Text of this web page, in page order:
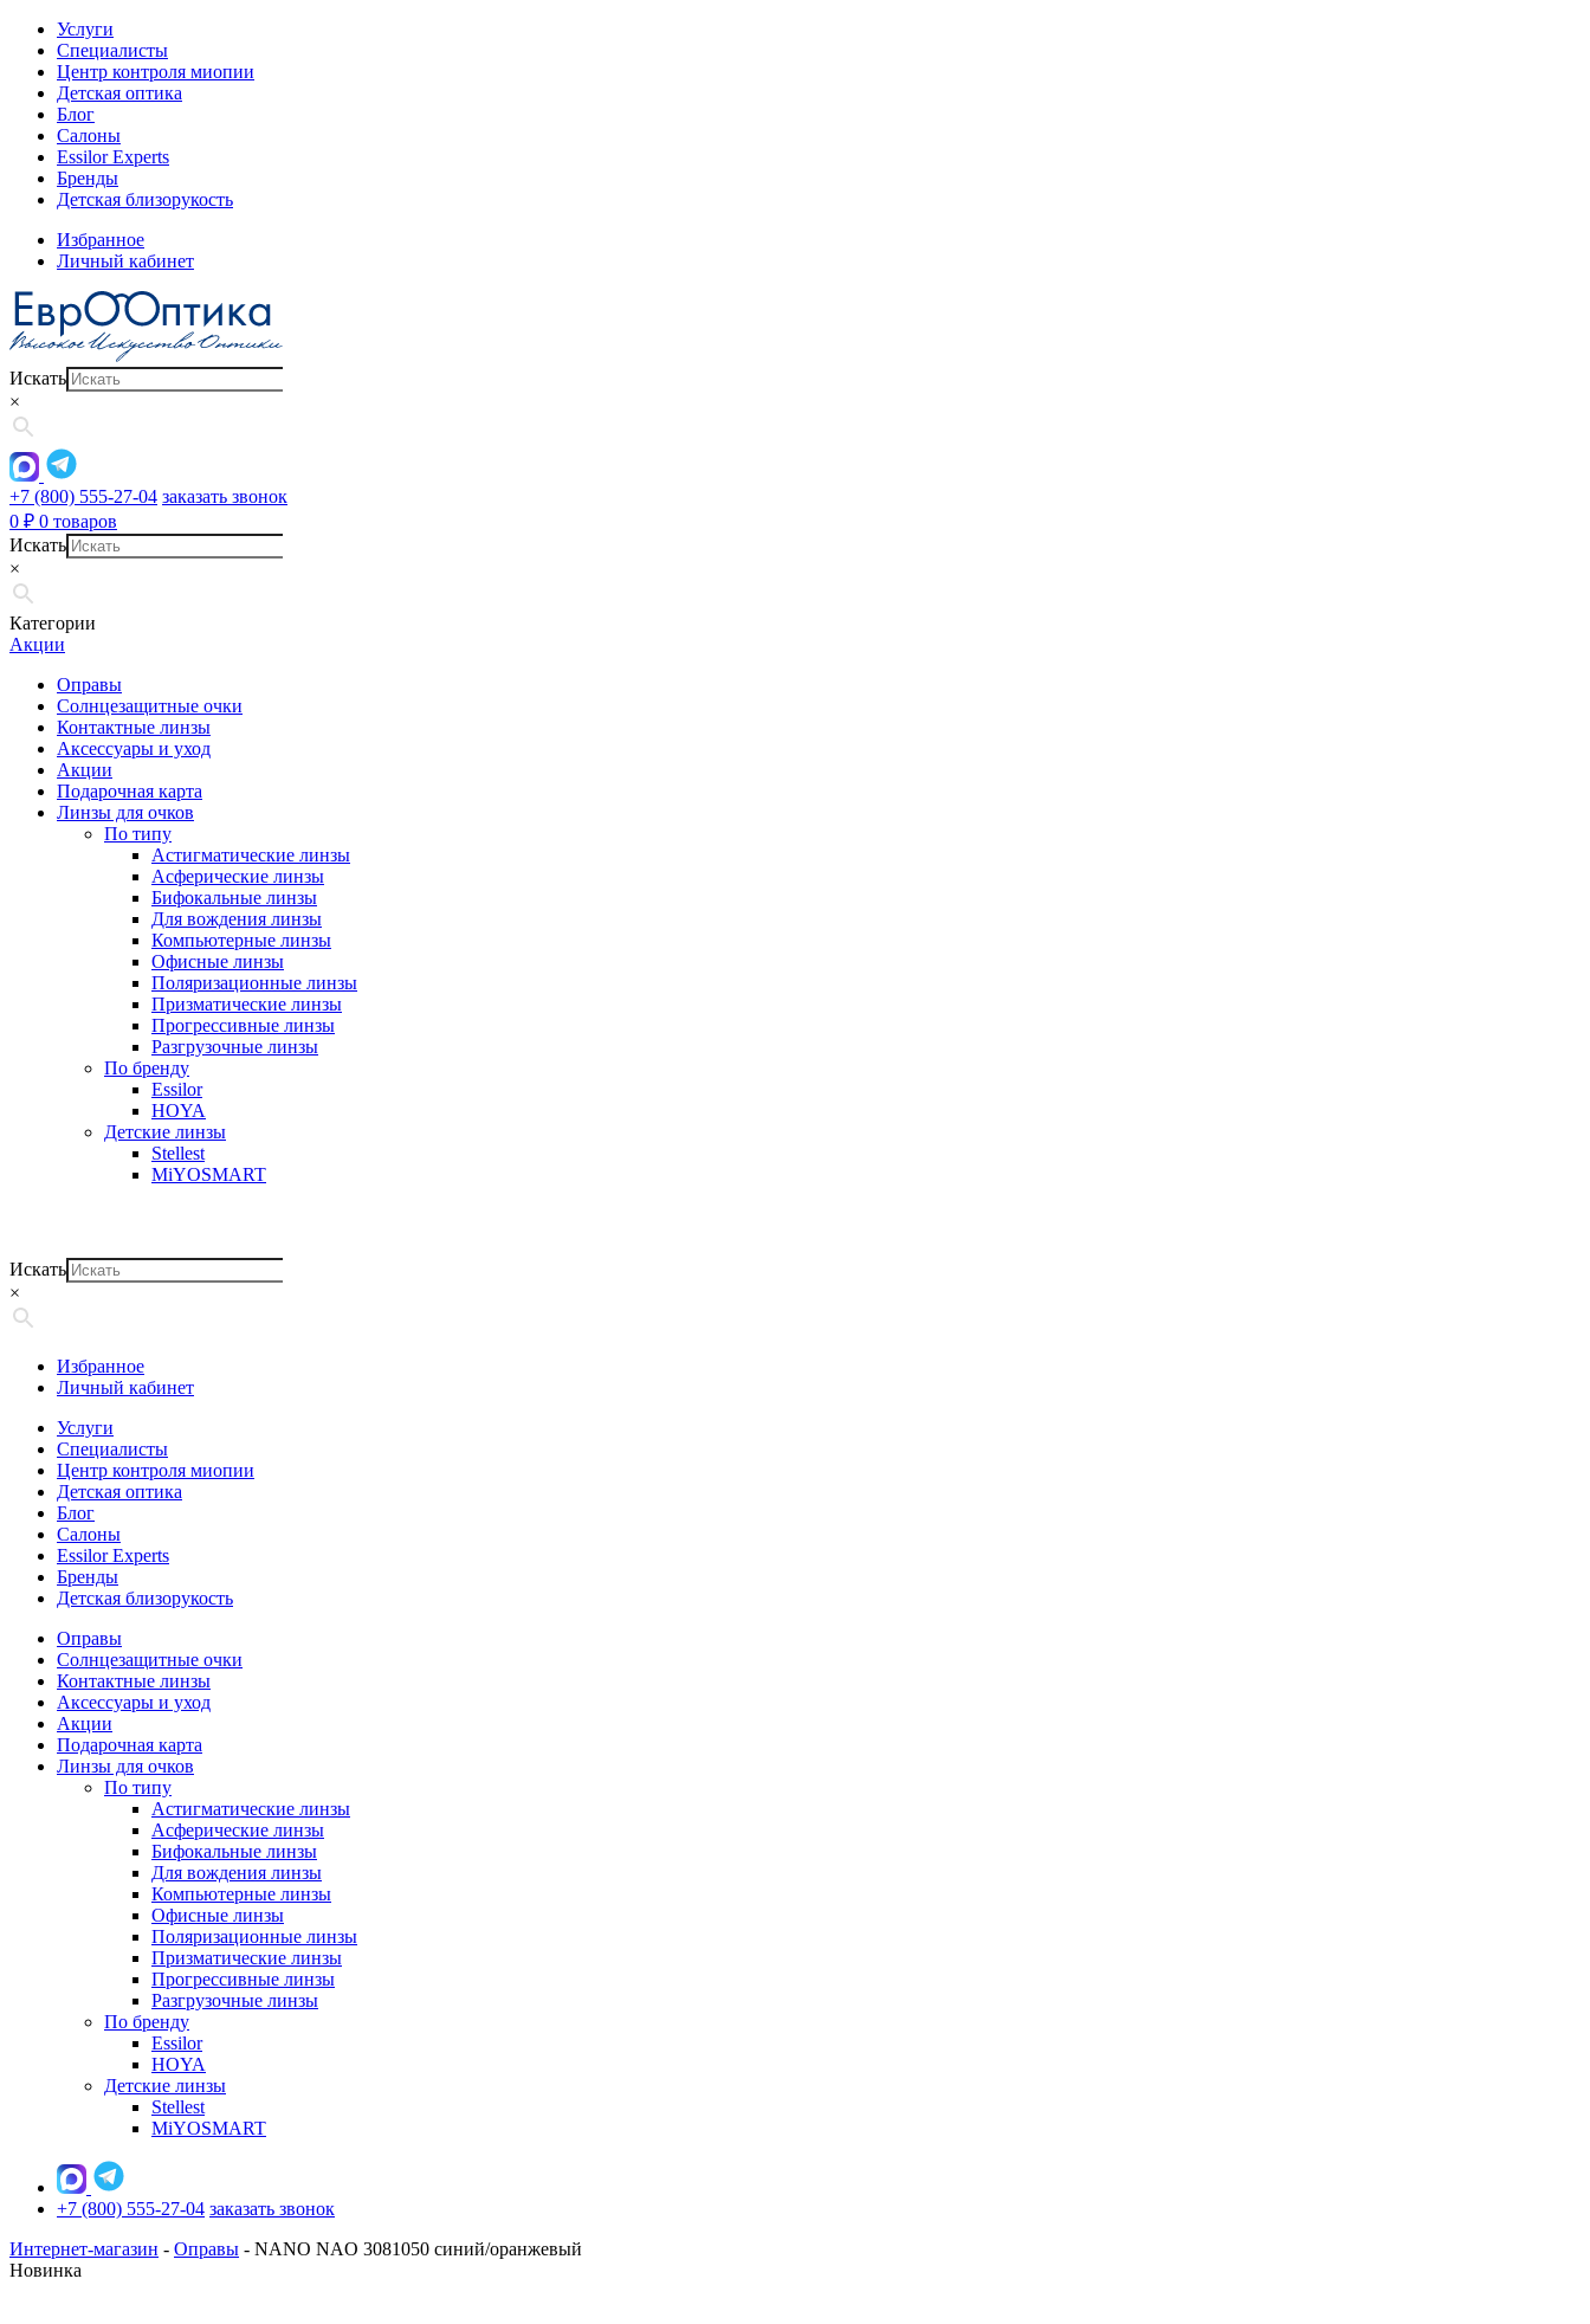
Услуги
Специалисты
Центр контроля миопии
Детская оптика
Блог
Салоны
Essilor Experts
Бренды
Детская близорукость
Избранное
Личный кабинет
Искать
×
+7 (800) 555-27-04 заказать звонок
0 ₽ 0 товаров
Искать
×
Категории
Акции
Оправы
Солнцезащитные очки
Контактные линзы
Аксессуары и уход
Акции
Подарочная карта
Линзы для очков
По типу
Астигматические линзы
Асферические линзы
Бифокальные линзы
Для вождения линзы
Компьютерные линзы
Офисные линзы
Поляризационные линзы
Призматические линзы
Прогрессивные линзы
Разгрузочные линзы
По бренду
Essilor
HOYA
Детские линзы
Stellest
MiYOSMART
Искать
×
Избранное
Личный кабинет
Услуги
Специалисты
Центр контроля миопии
Детская оптика
Блог
Салоны
Essilor Experts
Бренды
Детская близорукость
Оправы
Солнцезащитные очки
Контактные линзы
Аксессуары и уход
Акции
Подарочная карта
Линзы для очков
По типу
Астигматические линзы
Асферические линзы
Бифокальные линзы
Для вождения линзы
Компьютерные линзы
Офисные линзы
Поляризационные линзы
Призматические линзы
Прогрессивные линзы
Разгрузочные линзы
По бренду
Essilor
HOYA
Детские линзы
Stellest
MiYOSMART
+7 (800) 555-27-04 заказать звонок
Интернет-магазин - Оправы - NANO NAO 3081050 синий/оранжевый
Новинка